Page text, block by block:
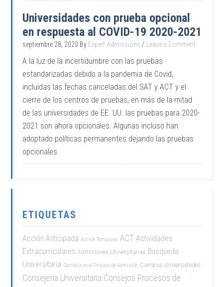
Universidades con prueba opcional
en respuesta al COVID-19 2020-2021
septiembre 28, 2020 By Expert Admissions Leave a Comment
A la luz de la incertidumbre con las pruebas
estandarizadas debido a la pandemia de Covid,
incluidas las fechas canceladas del SAT y ACT y el
cierre de los centros de pruebas, en más de la mitad
de las universidades de EE. UU. las pruebas para 2020-
2021 son ahora opcionales. Algunas incluso han
adoptado políticas permanentes dejando las pruebas
opcionales.
ETIQUETAS
Acción Anticipada Acción Temprana ACT Actividades
Extracurriculares Admisiones Universitarias Busqueda
Universitaria Cambios en el Proceso de Admisión Campus Universidades
Consejería Universitaria Consejos Procesos de